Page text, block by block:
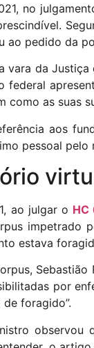
no
ao pedido da
vara da
federal
como as suas
aos
pessoal
ao julgar o HC
impetrado
estava
por
foragido”.
observou